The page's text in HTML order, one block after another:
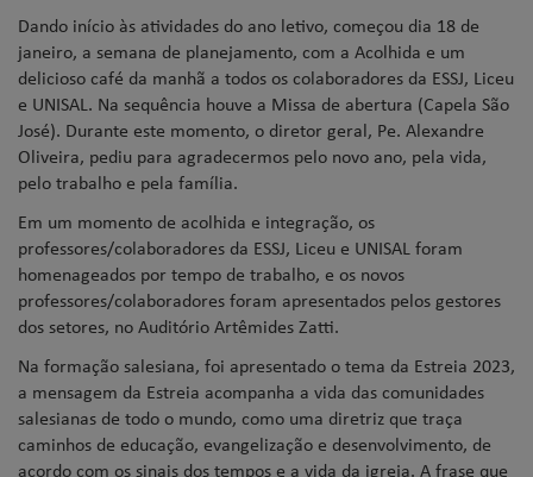
Dando início às atividades do ano letivo, começou dia 18 de
janeiro, a semana de planejamento, com a Acolhida e um
delicioso café da manhã a todos os colaboradores da ESSJ, Liceu
e UNISAL. Na sequência houve a Missa de abertura (Capela São
José). Durante este momento, o diretor geral, Pe. Alexandre
Oliveira, pediu para agradecermos pelo novo ano, pela vida,
pelo trabalho e pela família.
Em um momento de acolhida e integração, os
professores/colaboradores da ESSJ, Liceu e UNISAL foram
homenageados por tempo de trabalho, e os novos
professores/colaboradores foram apresentados pelos gestores
dos setores, no Auditório Artêmides Zatti.
Na formação salesiana, foi apresentado o tema da Estreia 2023,
a mensagem da Estreia acompanha a vida das comunidades
salesianas de todo o mundo, como uma diretriz que traça
caminhos de educação, evangelização e desenvolvimento, de
acordo com os sinais dos tempos e a vida da igreja. A frase que